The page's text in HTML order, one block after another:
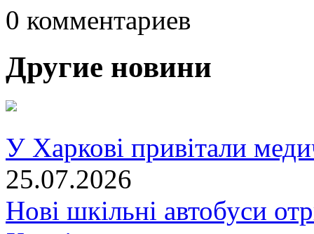
0 комментариев
Другие новини
У Харкові привітали
25.07.2026
Нові шкільні автобуси